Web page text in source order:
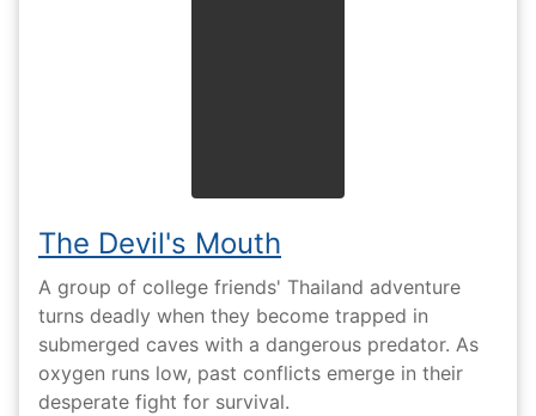
The Devil's Mouth
A group of college friends' Thailand adventure
turns deadly when they become trapped in
submerged caves with a dangerous predator. As
oxygen runs low, past conflicts emerge in their
desperate fight for survival.